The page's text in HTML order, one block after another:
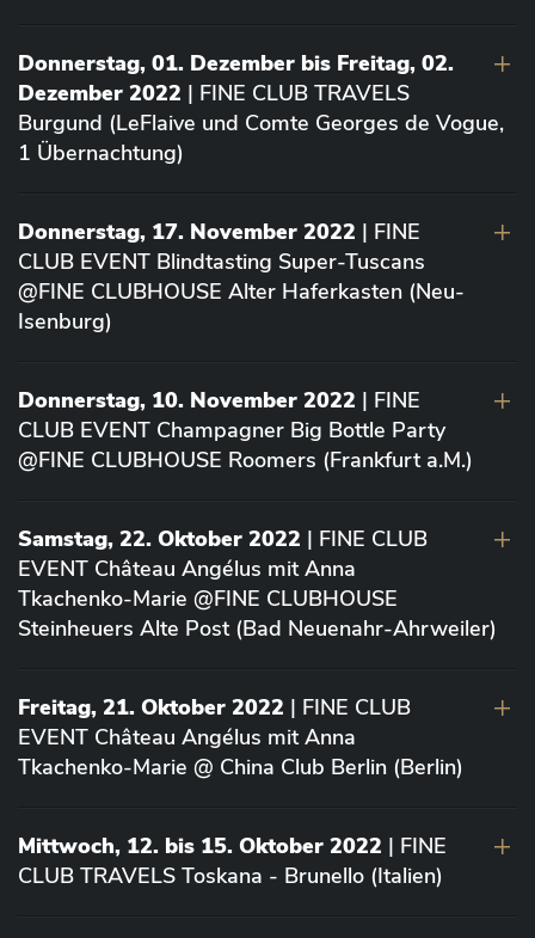
Donnerstag, 01. Dezember bis Freitag, 02.
Dezember 2022 | FINE CLUB TRAVELS
Burgund (LeFlaive und Comte Georges de Vogue,
1 Übernachtung)
Donnerstag, 17. November 2022 | FINE
CLUB EVENT Blindtasting Super-Tuscans
@FINE CLUBHOUSE Alter Haferkasten (Neu-
Isenburg)
Donnerstag, 10. November 2022 | FINE
CLUB EVENT Champagner Big Bottle Party
@FINE CLUBHOUSE Roomers (Frankfurt a.M.)
Samstag, 22. Oktober 2022 | FINE CLUB
EVENT Château Angélus mit Anna
Tkachenko-Marie @FINE CLUBHOUSE
Steinheuers Alte Post (Bad Neuenahr-Ahrweiler)
Freitag, 21. Oktober 2022 | FINE CLUB
EVENT Château Angélus mit Anna
Tkachenko-Marie @ China Club Berlin (Berlin)
Mittwoch, 12. bis 15. Oktober 2022 | FINE
CLUB TRAVELS Toskana - Brunello (Italien)